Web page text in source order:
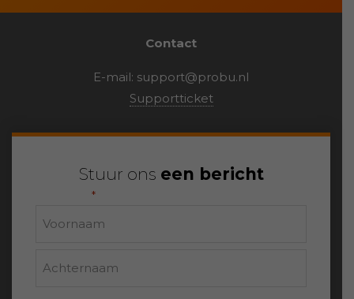
Contact
E-mail: support@probu.nl
Supportticket
Stuur ons een bericht
*" geeft vereiste velden aan